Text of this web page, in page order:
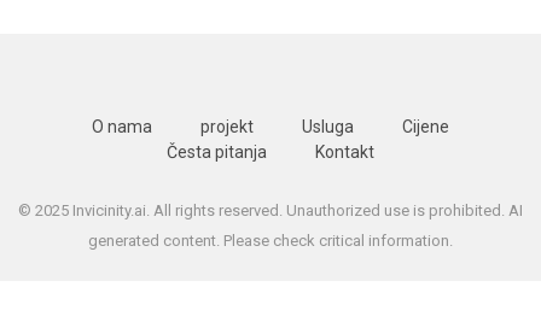
O nama projekt Usluga
Cijene
Česta pitanja
Kontakt
© 2025 Invicinity.ai. All rights reserved. Unauthorized use is prohibited. AI
generated content. Please check critical information.